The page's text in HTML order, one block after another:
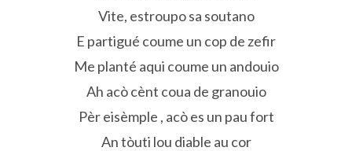
Vite, estroupo sa soutano
E partigué coume un cop de zefir
Me planté aqui coume un andouio
Ah acò cènt coua de granouio
Pèr eisèmple , acò es un pau fort
An tòuti lou diable au cor